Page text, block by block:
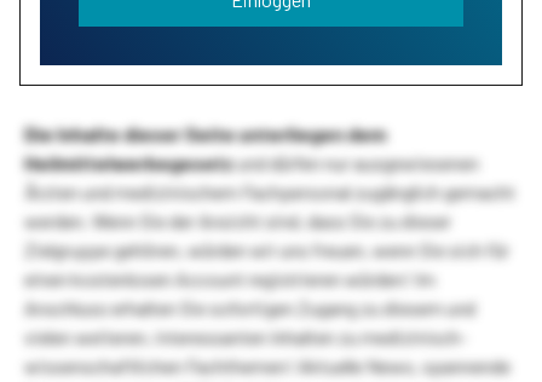
Die Inhalte dieser Seite unterliegen dem
Heilmittelwerbegesetzund dürfen nur ausgewiesenen
Ärzten und medizinischem Fachpersonal zugänglich gemacht
werden. Wenn Sie der Ansicht sind, dass Sie zu dieser
Zielgruppe gehören, würden wir uns freuen, wenn Sie sich für
einen kostenlosen Account registrieren würden! Im
Anschluss erhalten Sie sofortigen Zugang zu diesem und
vielen weiteren, interessanten Inhalten zu medizinisch-
wissenschaftlichen Fachthemen! Aktuelle News, spannende